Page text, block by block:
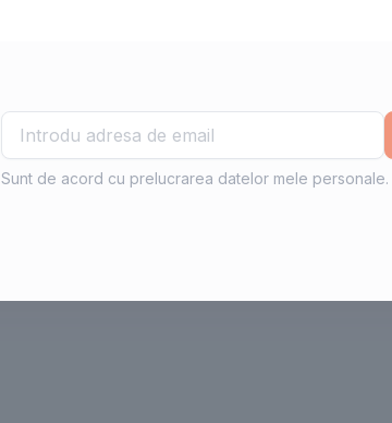
Sunt de acord cu prelucrarea datelor mele personale.